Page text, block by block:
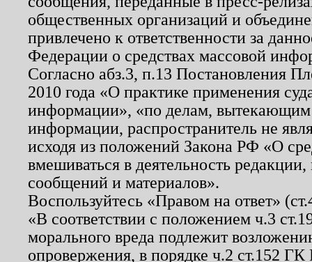
общественных организаций и
привлечено к ответственности за
Федерации о средствах массовой
Согласно абз.3, п.13 Постановления
2010 года «О практике применения
информации», «по делам, вытекающим
информации, распространитель не
исходя из положений Закона РФ «О
вмешиваться в деятельность
сообщений и материалов».
Воспользуйтесь «Правом на ответ»
«В соответствии с положением ч.3
морального вреда подлежит
опровержения, в порядке ч.2 ст.152